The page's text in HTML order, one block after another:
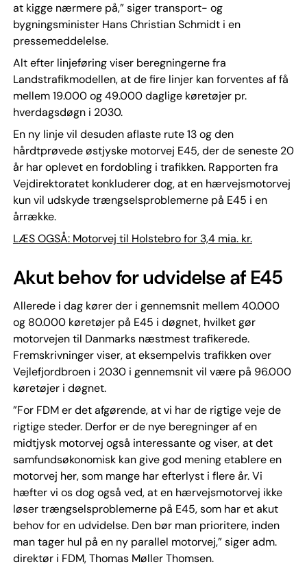
at kigge nærmere på,” siger transport- og
bygningsminister Hans Christian Schmidt i en
pressemeddelelse.
Alt efter linjeføring viser beregningerne fra
Landstrafikmodellen, at de fire linjer kan forventes af få
mellem 19.000 og 49.000 daglige køretøjer pr.
hverdagsdøgn i 2030.
En ny linje vil desuden aflaste rute 13 og den
hårdtprøvede østjyske motorvej E45, der de seneste 20
år har oplevet en fordobling i trafikken. Rapporten fra
Vejdirektoratet konkluderer dog, at en hærvejsmotorvej
kun vil udskyde trængselsproblemerne på E45 i en
årrække.
LÆS OGSÅ: Motorvej til Holstebro for 3,4 mia. kr.
Akut behov for udvidelse af E45
Allerede i dag kører der i gennemsnit mellem 40.000
og 80.000 køretøjer på E45 i døgnet, hvilket gør
motorvejen til Danmarks næstmest trafikerede.
Fremskrivninger viser, at eksempelvis trafikken over
Vejlefjordbroen i 2030 i gennemsnit vil være på 96.000
køretøjer i døgnet.
”For FDM er det afgørende, at vi har de rigtige veje de
rigtige steder. Derfor er de nye beregninger af en
midtjysk motorvej også interessante og viser, at det
samfundsøkonomisk kan give god mening etablere en
motorvej her, som mange har efterlyst i flere år. Vi
hæfter vi os dog også ved, at en hærvejsmotorvej ikke
løser trængselsproblemerne på E45, som har et akut
behov for en udvidelse. Den bør man prioritere, inden
man tager hul på en ny parallel motorvej,” siger adm.
direktør i FDM, Thomas Møller Thomsen.